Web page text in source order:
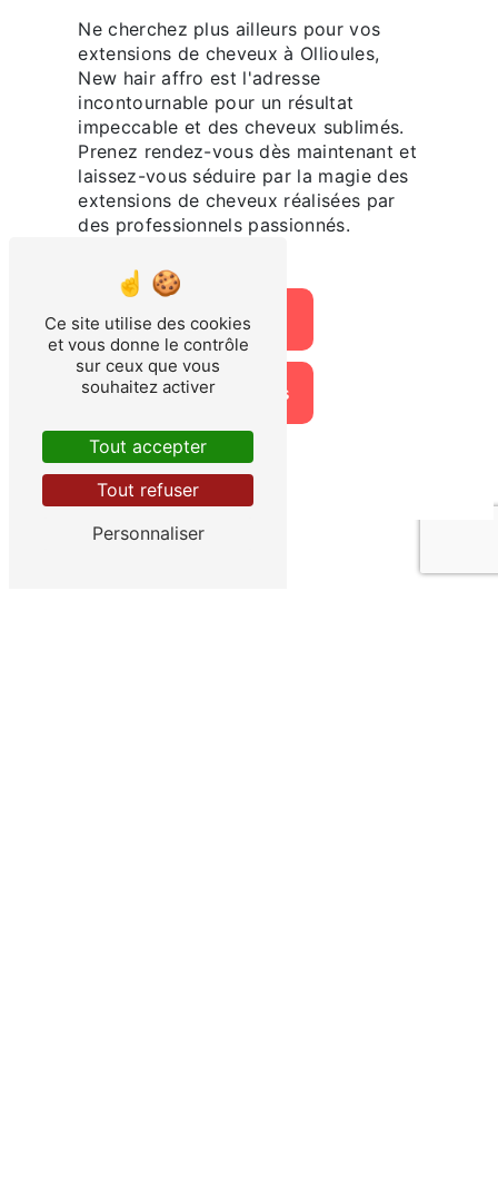
Ne cherchez plus ailleurs pour vos
extensions de cheveux à Ollioules,
New hair affro est l'adresse
incontournable pour un résultat
impeccable et des cheveux sublimés.
Prenez rendez-vous dès maintenant et
laissez-vous séduire par la magie des
extensions de cheveux réalisées par
des professionnels passionnés.
En savoir plus
Contactez-nous
Ce site utilise des cookies
et vous donne le contrôle
sur ceux que vous
souhaitez activer
Tout accepter
Tout refuser
Personnaliser